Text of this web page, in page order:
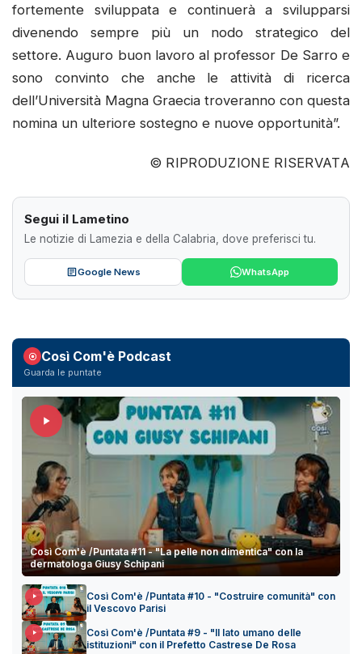
fortemente sviluppata e continuerà a svilupparsi
divenendo sempre più un nodo strategico del
settore. Auguro buon lavoro al professor De Sarro e
sono convinto che anche le attività di ricerca
dell’Università Magna Graecia troveranno con questa
nomina un ulteriore sostegno e nuove opportunità”.
© RIPRODUZIONE RISERVATA
Segui il Lametino
Le notizie di Lamezia e della Calabria, dove preferisci tu.
Google News WhatsApp
Così Com'è Podcast
Guarda le puntate
Così Com'è /Puntata #11 - "La pelle non dimentica" con la
dermatologa Giusy Schipani
Così Com'è /Puntata #10 - "Costruire comunità" con
il Vescovo Parisi
Così Com'è /Puntata #9 - "Il lato umano delle
istituzioni" con il Prefetto Castrese De Rosa